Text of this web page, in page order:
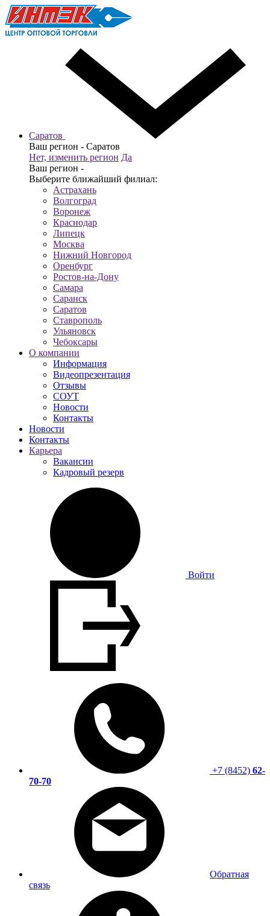
Саратов
Ваш регион - Саратов
Нет, изменить регион Да
Ваш регион -
Выберите ближайший филиал:
Астрахань
Волгоград
Воронеж
Краснодар
Липецк
Москва
Нижний Новгород
Оренбург
Ростов-на-Дону
Самара
Саранск
Саратов
Ставрополь
Ульяновск
Чебоксары
О компании
Информация
Видеопрезентация
Отзывы
СОУТ
Новости
Контакты
Новости
Контакты
Карьера
Вакансии
Кадровый резерв
Войти
+7 (8452) 62-
70-70
Обратная
связь